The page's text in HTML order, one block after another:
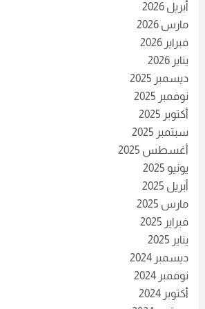
أبريل 2026
مارس 2026
فبراير 2026
يناير 2026
ديسمبر 2025
نوفمبر 2025
أكتوبر 2025
سبتمبر 2025
أغسطس 2025
يونيو 2025
أبريل 2025
مارس 2025
فبراير 2025
يناير 2025
ديسمبر 2024
نوفمبر 2024
أكتوبر 2024